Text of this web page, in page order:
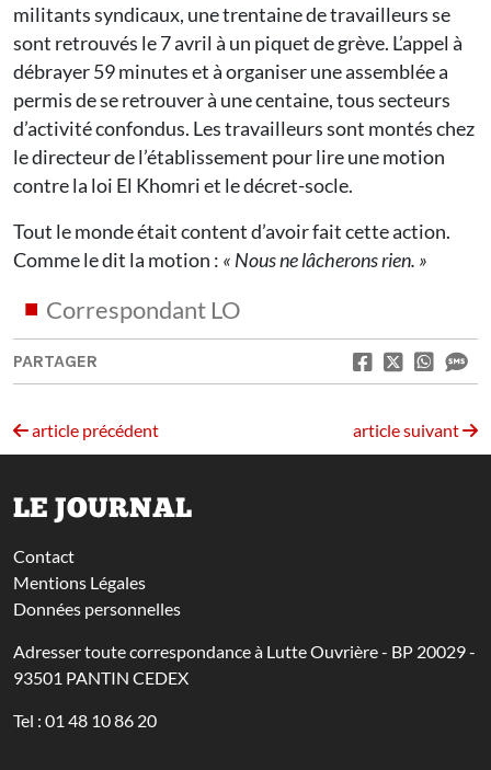
militants syndicaux, une trentaine de travailleurs se
sont retrouvés le 7 avril à un piquet de grève. L’appel à
débrayer 59 minutes et à organiser une assemblée a
permis de se retrouver à une centaine, tous secteurs
d’activité confondus. Les travailleurs sont montés chez
le directeur de l’établissement pour lire une motion
contre la loi El Khomri et le décret-socle.
Tout le monde était content d’avoir fait cette action.
Comme le dit la motion : « Nous ne lâcherons rien. »
Correspondant LO
PARTAGER
article précédent article suivant
LE JOURNAL
Contact
Mentions Légales
Données personnelles
Adresser toute correspondance à Lutte Ouvrière - BP 20029 -
93501 PANTIN CEDEX
Tel : 01 48 10 86 20